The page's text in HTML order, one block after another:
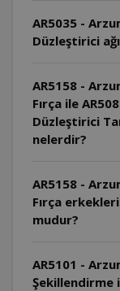
AR5035 -
Düzleştirici
AR5158 -
Fırça ile AR5082 - Arzum Superstar Pro Saç
Düzleştirici
nelerdir?
AR5158 -
Fırça
mudur?
AR5101 -
Şekillendirme